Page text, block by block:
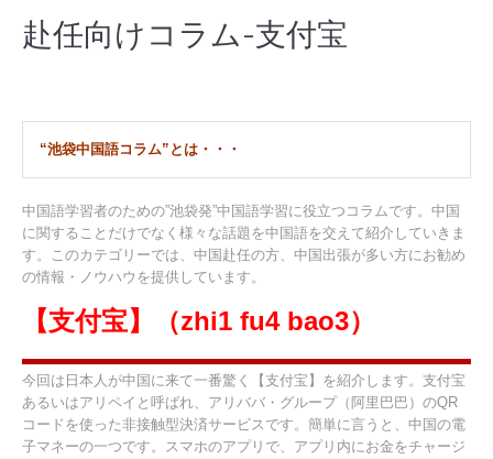
赴任向けコラム-支付宝
“池袋中国語コラム”とは・・・
中国語学習者のための”池袋発”中国語学習に役立つコラムです。中国
に関することだけでなく様々な話題を中国語を交えて紹介していきま
す。このカテゴリーでは、中国赴任の方、中国出張が多い方にお勧め
の情報・ノウハウを提供しています。
【支付宝】（zhi1 fu4 bao3）
今回は日本人が中国に来て一番驚く【支付宝】を紹介します。支付宝
あるいはアリペイと呼ばれ、アリババ・グループ（阿里巴巴）のQR
コードを使った非接触型決済サービスです。簡単に言うと、中国の電
子マネーの一つです。スマホのアプリで、アプリ内にお金をチャージ